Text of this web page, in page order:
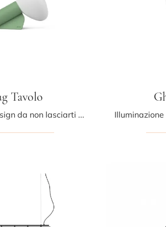
Tavolo
Un Lighting Design da non lasciarti sfuggire! Ti presentiamo la lampada da tavolo moderna Mug Tavolo di Midj.